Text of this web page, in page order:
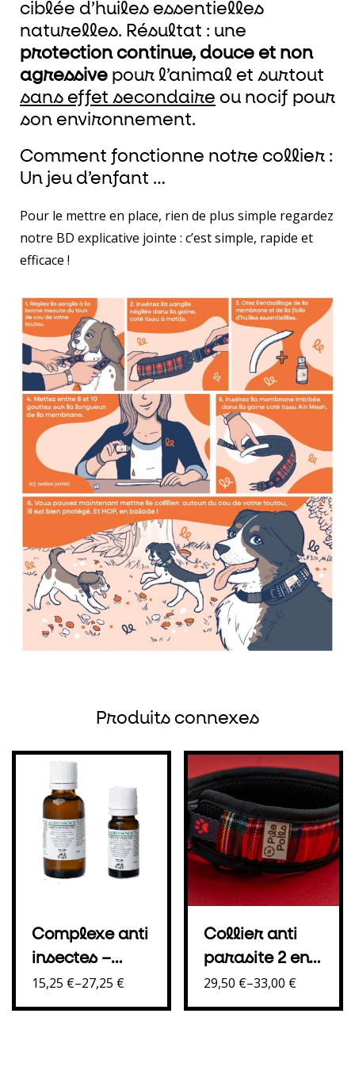
ciblée d’huiles essentielles
naturelles. Résultat : une
protection continue, douce et non
agressive pour l’animal et surtout
sans effet secondaire ou nocif pour
son environnement.
Comment fonctionne notre collier :
Un jeu d’enfant …
Pour le mettre en place, rien de plus simple regardez
notre BD explicative jointe : c’est simple, rapide et
efficace !
Produits connexes
Complexe anti
insectes –
répulsif
naturel
15,25 €–27,25 €
Collier anti
parasite 2 en 1
– une solution
innovante ,
29,50 €–33,00 €